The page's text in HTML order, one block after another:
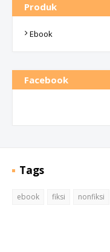
Produk
Ebook
Facebook
Tags
ebook fiksi nonfiksi